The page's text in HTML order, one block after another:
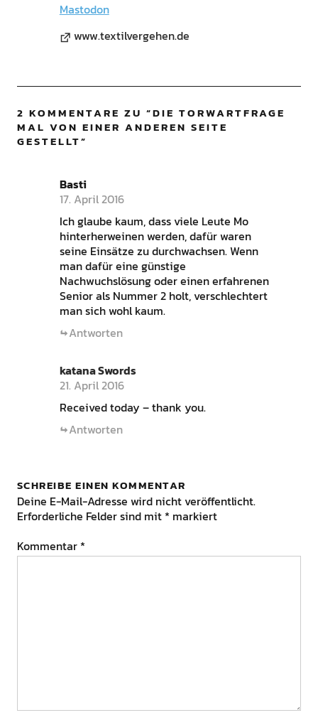
Mastodon
www.textilvergehen.de
2 KOMMENTARE ZU “DIE TORWARTFRAGE
MAL VON EINER ANDEREN SEITE
GESTELLT”
Basti
17. April 2016
Ich glaube kaum, dass viele Leute Mo
hinterherweinen werden, dafür waren
seine Einsätze zu durchwachsen. Wenn
man dafür eine günstige
Nachwuchslösung oder einen erfahrenen
Senior als Nummer 2 holt, verschlechtert
man sich wohl kaum.
Antworten
katana Swords
21. April 2016
Received today – thank you.
Antworten
SCHREIBE EINEN KOMMENTAR
Deine E-Mail-Adresse wird nicht veröffentlicht.
Erforderliche Felder sind mit * markiert
Kommentar *